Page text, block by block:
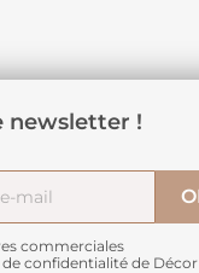
newsletter !
commerciales
confidentialité de Décor